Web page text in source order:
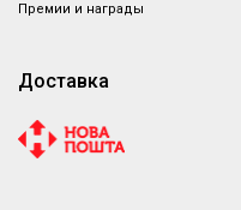
Премии и награды
Доставка